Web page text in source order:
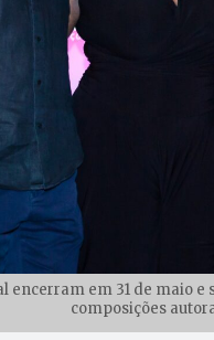
encerram em 31 de maio
composições